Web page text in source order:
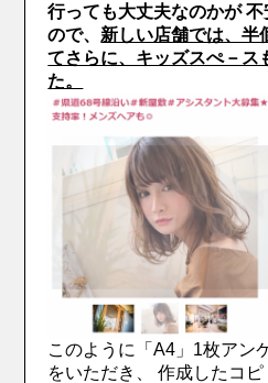
行っても大丈夫なのかが 不
ので、 新しい店舗では、半
てさらに、キッズスぺ－ス
た。
このように「A4」1枚アン
をいただき、 作成したコ